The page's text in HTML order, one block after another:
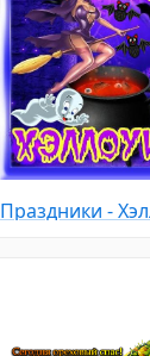
Праздники -